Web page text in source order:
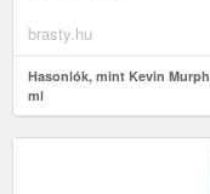
brasty.hu
Hasonlók, mint Kevin
ml